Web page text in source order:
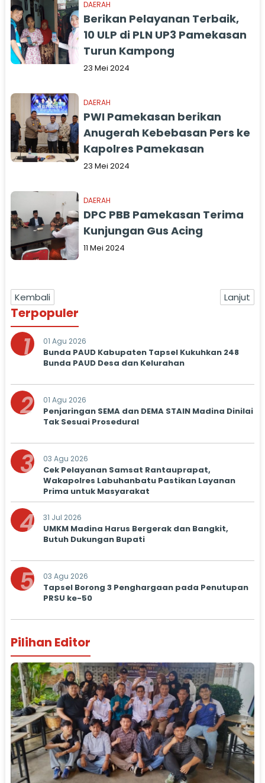
DAERAH
Berikan Pelayanan Terbaik,
10 ULP di PLN UP3 Pamekasan
Turun Kampong
23 Mei 2024
DAERAH
PWI Pamekasan berikan
Anugerah Kebebasan Pers ke
Kapolres Pamekasan
23 Mei 2024
DAERAH
DPC PBB Pamekasan Terima
Kunjungan Gus Acing
11 Mei 2024
Kembali Lanjut
Terpopuler
1 01 Agu 2026
Bunda PAUD Kabupaten Tapsel Kukuhkan 248
Bunda PAUD Desa dan Kelurahan
2 01 Agu 2026
Penjaringan SEMA dan DEMA STAIN Madina Dinilai
Tak Sesuai Prosedural
3 03 Agu 2026
Cek Pelayanan Samsat Rantauprapat,
Wakapolres Labuhanbatu Pastikan Layanan
Prima untuk Masyarakat
4 31 Jul 2026
UMKM Madina Harus Bergerak dan Bangkit,
Butuh Dukungan Bupati
5 03 Agu 2026
Tapsel Borong 3 Penghargaan pada Penutupan
PRSU ke-50
Pilihan Editor